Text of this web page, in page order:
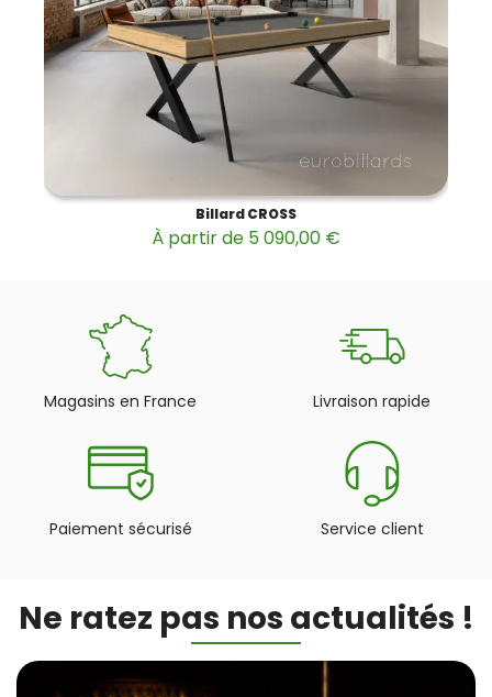
Billard CROSS
À partir de 5 090,00 €
Magasins en France Livraison rapide
Paiement sécurisé Service client
Ne ratez pas nos actualités !